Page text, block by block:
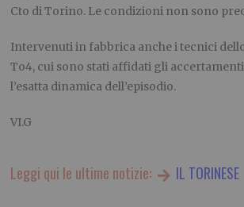
Cto di Torino. Le condizioni non sono
Intervenuti in fabbrica anche i tecnici dello
To4, cui sono stati affidati gli
l’esatta dinamica dell’episodio.
VI.G
Leggi qui le ultime notizie: IL TORINESE